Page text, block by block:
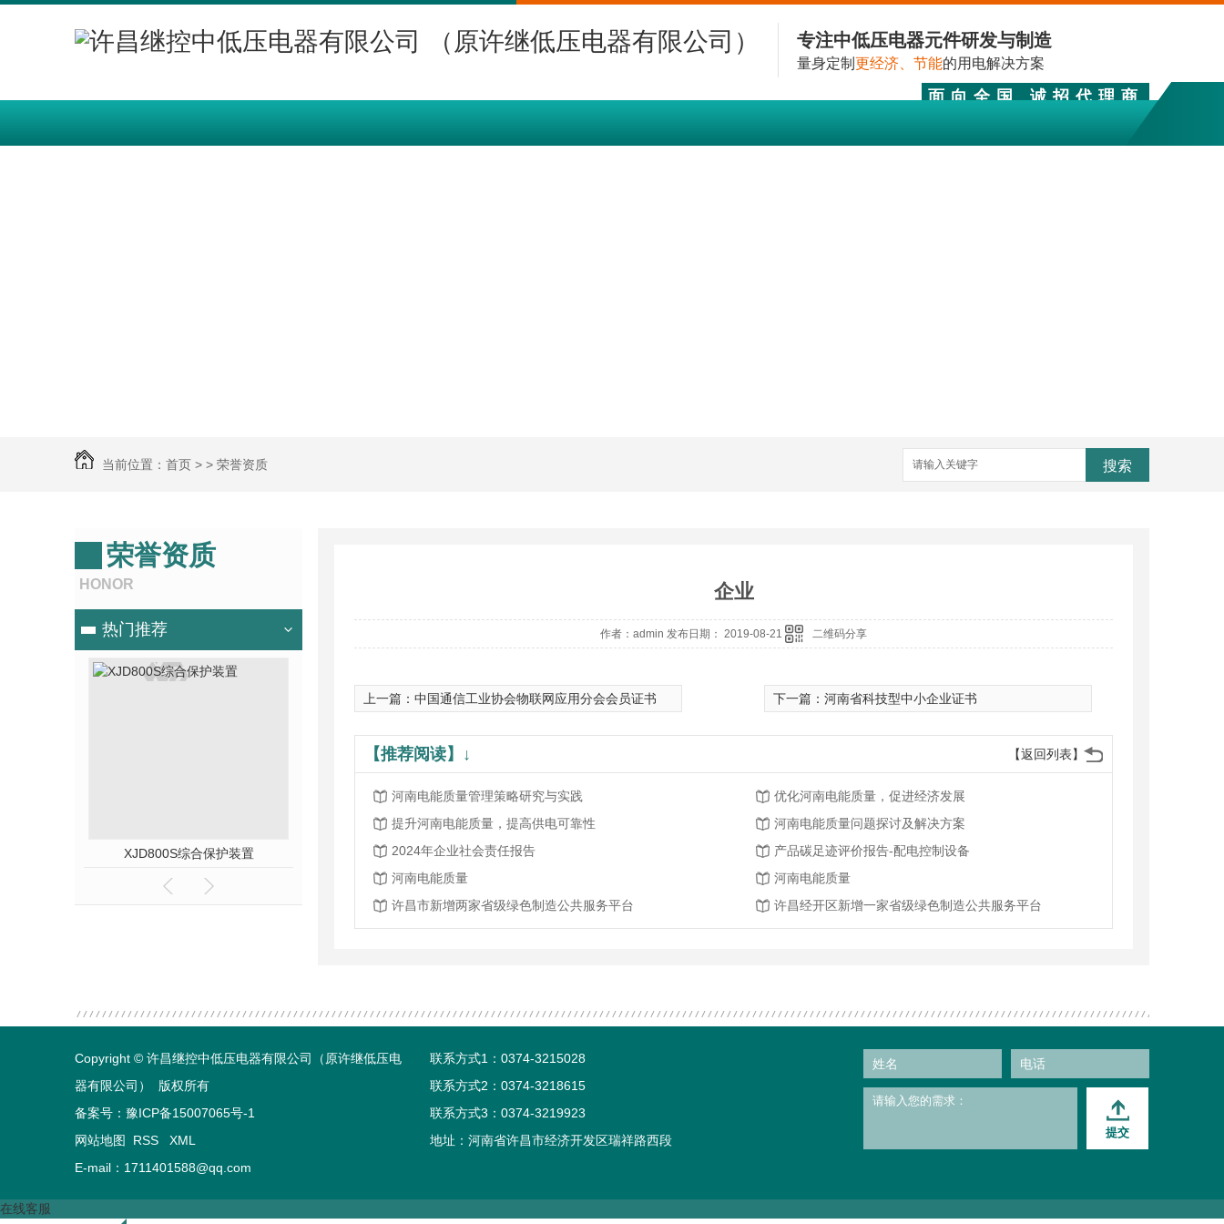
专注中低压电器元件研发与制造
量身定制 更经济、节能的用电解决方案
面向全国 诚招代理商
0374-3218615、0374-3215028
当前位置： 首页 > > 荣誉资质 搜索
荣誉资质
HONOR
热门推荐
XJD800S综合保护装置 XJMD361系列智能电机保护控制器 AMS物联网综合能源监控云平台 智能电容器系列 XD930A系列智能电测仪
企业
作者：admin 发布日期： 2019-08-21 二维码分享
上一篇： 中国通信工业协会物联网应用分会会员证书 下一篇： 河南省科技型中小企业证书
【返回列表】
【推荐阅读】↓
河南电能质量管理策略研究与实践
优化河南电能质量，促进经济发展
提升河南电能质量，提高供电可靠性
河南电能质量问题探讨及解决方案
2024年企业社会责任报告
产品碳足迹评价报告-配电控制设备
河南电能质量
河南电能质量
许昌市新增两家省级绿色制造公共服务平台
许昌经开区新增一家省级绿色制造公共服务平台
Copyright © 许昌继控中低压电器有限公司（原许继低压电
器有限公司） 版权所有
备案号： 豫ICP备15007065号-1
网站地图
RSS
XML
E-mail：1711401588@qq.com
联系方式1：0374-3215028
联系方式2：0374-3218615
联系方式3：0374-3219923
地址：河南省许昌市经济开发区瑞祥路西段
在线客服